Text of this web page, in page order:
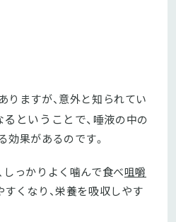
りますが、意外と知られてい
るということで、唾液の中の
果があるのです。
しっかりよく噛んで食べ咀嚼
くなり、栄養を吸収しやす